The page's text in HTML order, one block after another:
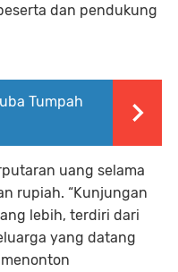
dan pendukung
Tumpah
uang selama
rupiah. “Kunjungan
lebih, terdiri dari
yang datang